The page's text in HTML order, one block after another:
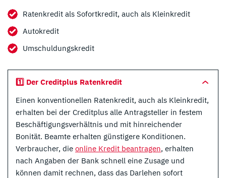
Ratenkredit als Sofortkredit, auch als Kleinkredit
Autokredit
Umschuldungskredit
1️⃣ Der Creditplus Ratenkredit
Einen konventionellen Ratenkredit, auch als Kleinkredit,
erhalten bei der Creditplus alle Antragsteller in festem
Beschäftigungsverhältnis und mit hinreichender
Bonität. Beamte erhalten günstigere Konditionen.
Verbraucher, die online Kredit beantragen, erhalten
nach Angaben der Bank schnell eine Zusage und
können damit rechnen, dass das Darlehen sofort